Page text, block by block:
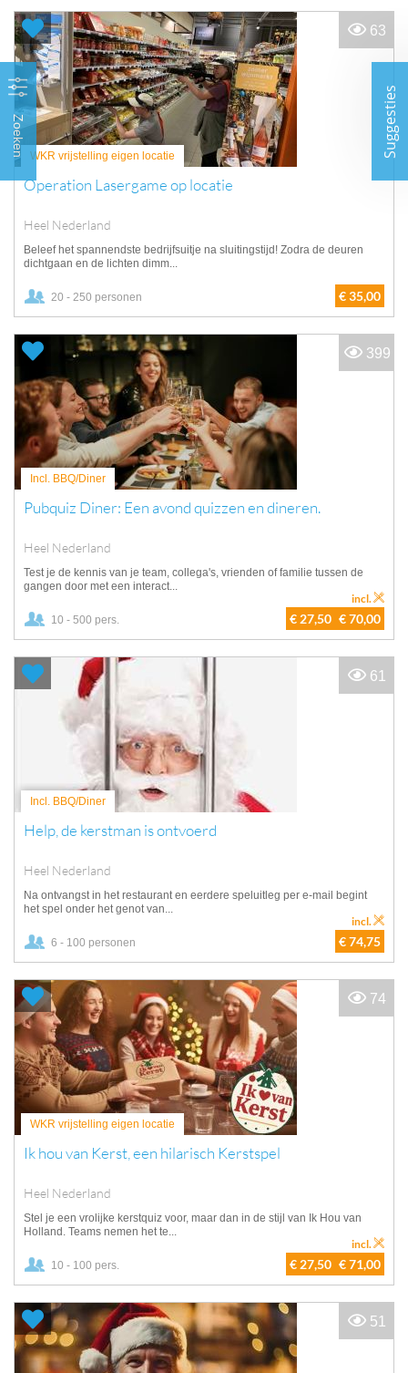
Zoeken WKR vrijstelling eigen locatie
Operation Lasergame op locatie
Heel Nederland
Beleef het spannendste bedrijfsuitje na sluitingstijd! Zodra de deuren
dichtgaan en de lichten dimm...
20 - 250 personen € 35,00
63
Incl. BBQ/Diner
Pubquiz Diner: Een avond quizzen en dineren.
Heel Nederland
Test je de kennis van je team, collega's, vrienden of familie tussen de
gangen door met een interact...
10 - 500 pers. € 27,50 € 70,00
incl.
399
Incl. BBQ/Diner
Help, de kerstman is ontvoerd
Heel Nederland
Na ontvangst in het restaurant en eerdere speluitleg per e-mail begint
het spel onder het genot van...
6 - 100 personen € 74,75
incl.
61
WKR vrijstelling eigen locatie
Ik hou van Kerst, een hilarisch Kerstspel
Heel Nederland
Stel je een vrolijke kerstquiz voor, maar dan in de stijl van Ik Hou van
Holland. Teams nemen het te...
10 - 100 pers. € 27,50 € 71,00
incl.
74
51
Suggesties